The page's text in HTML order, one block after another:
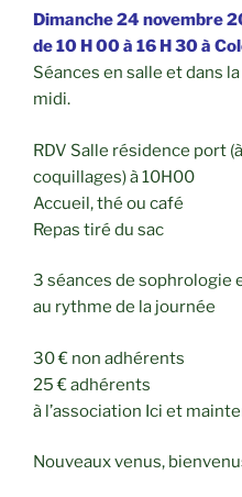
Dimanche 24 novembre
de 10 H 00 à 16 H 30à
Séances en salle et dans
midi.
RDV Salle résidence port
coquillages) à 10H00
Accueil, thé ou café
Repas tiré du sac
3 séances de sophrologie
au rythme de la journée
30 € non adhérents
25 € adhérents
à l’association Ici et
Nouveaux venus,